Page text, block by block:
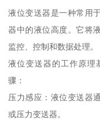
液位变送器是一种常用
器中的液位高度。它将
监控、控制和数据处理。
液位变送器的工作原理
骤：
压力感应：液位变送器
或压力变送器。